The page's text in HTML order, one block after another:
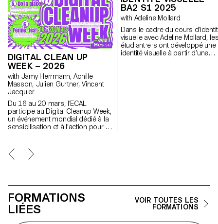
DIGITAL CLEAN UP
WEEK – 2026
with Jamy Herrmann, Achille
Masson, Julien Gurtner, Vincent
Jacquier
Du 16 au 20 mars, l’ECAL
participe au Digital Cleanup Week,
un événement mondial dédié à la
sensibilisation et à l’action pour un
nettoyer et réfléchir !
BA2 S1 2025
with Adeline Mollard
Dans le cadre du cours
visuelle avec Adeline Mollard,
étudiant·e·s ont développé une
identité visuelle à partir d’une
FORMATIONS
LIÉES
VOIR TOUTES LES
FORMATIONS